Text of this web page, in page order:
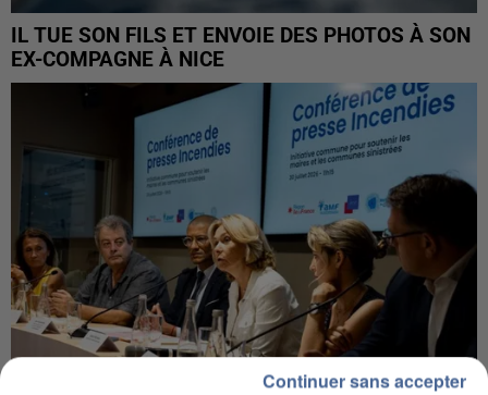
IL TUE SON FILS ET ENVOIE DES PHOTOS À SON
EX-COMPAGNE À NICE
Continuer sans accepter